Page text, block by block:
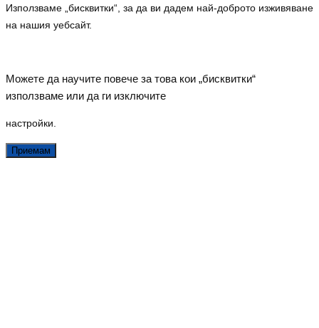
Използваме „бисквитки“, за да ви дадем най-доброто изживяване
на нашия уебсайт.
Можете да научите повече за това кои „бисквитки“
използваме или да ги изключите
настройки.
Приемам